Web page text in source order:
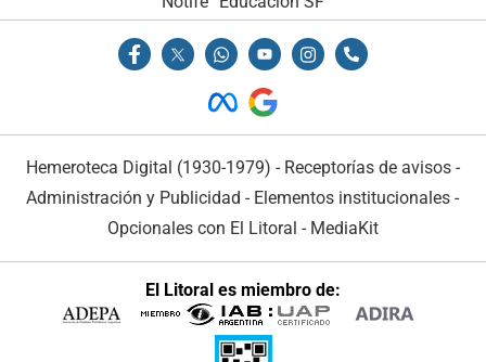
Hemeroteca Digital (1930-1979) - Receptorías de avisos -
Administración y Publicidad - Elementos institucionales -
Opcionales con El Litoral - MediaKit
El Litoral es miembro de: